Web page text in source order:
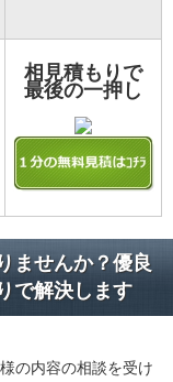
相見積もりで
最後の一押し
ませんか？優良
で解決します
の内容の相談を受け